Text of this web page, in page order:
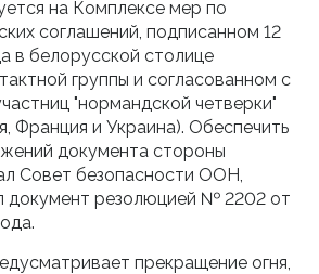
на Комплексе мер по
соглашений, подписанном 12
в белорусской столице
группы и согласованном с
"нормандской четверки"
Франция и Украина). Обеспечить
документа стороны
Совет безопасности ООН,
документ резолюцией № 2202 от
прекращение огня,